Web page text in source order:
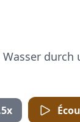
durch